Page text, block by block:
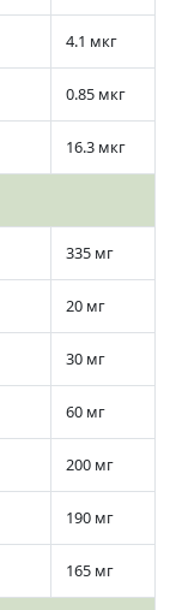
4.1 мкг
0.85 мкг
16.3 мкг
335 мг
20 мг
30 мг
60 мг
200 мг
190 мг
165 мг